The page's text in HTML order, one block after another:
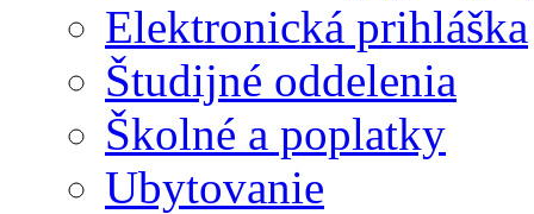
Elektronická prihláška
Študijné oddelenia
Školné a poplatky
Ubytovanie